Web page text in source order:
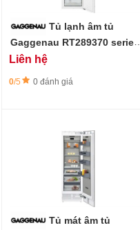
Tủ lạnh âm tủ
Gaggenau RT289370 series
200 - 269L
Liên hệ
0/5 0 đánh giá
Tủ mát âm tủ